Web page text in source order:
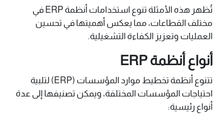
تُظهر هذه الأمثلة تنوع استخدامات أنظمة ERP في
مختلف القطاعات، مما يعكس أهميتها في تحسين
العمليات وتعزيز الكفاءة التشغيلية.
أنواع أنظمة ERP
تتنوع أنظمة تخطيط موارد المؤسسات (ERP) لتلبية
احتياجات المؤسسات المختلفة، ويمكن تصنيفها إلى عدة
أنواع رئيسية: